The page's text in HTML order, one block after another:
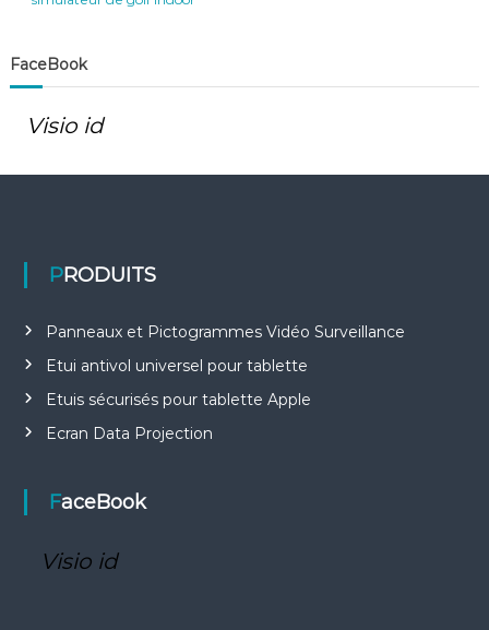
lFaceBook
Visio id
PRODUITS
Panneaux et Pictogrammes Vidéo Surveillance
Etui antivol universel pour tablette
Etuis sécurisés pour tablette Apple
Ecran Data Projection
FaceBook
Visio id